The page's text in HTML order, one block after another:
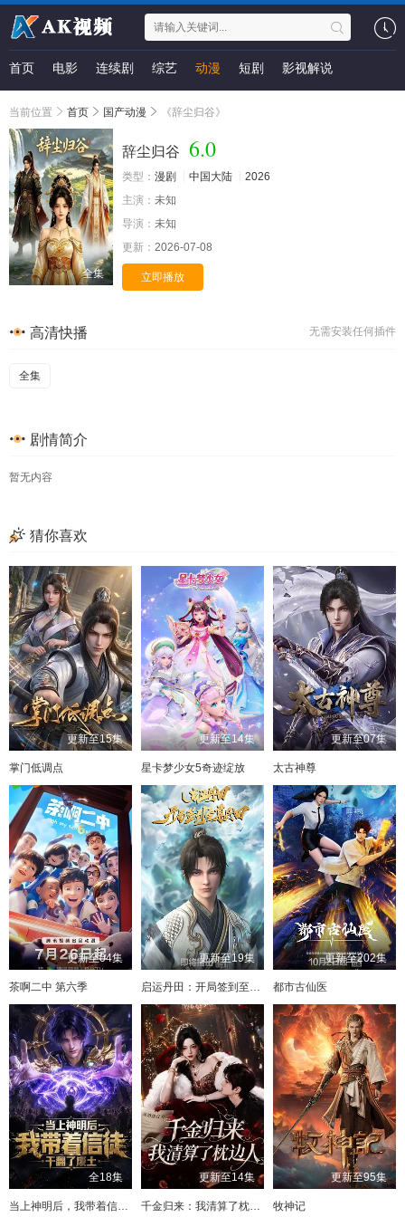
首页 电影 连续剧 综艺 动漫 短剧 影视解说
当前位置 首页 国产动漫 《辞尘归谷》
全集
辞尘归谷 6.0
类型： 漫剧 中国大陆
2026
主演： 未知
导演： 未知
更新： 2026-07-08
立即播放
无需安装任何插件
高清快播
全集
剧情简介
暂无内容
猜你喜欢
更新至15集
掌门低调点
更新至14集
星卡梦少女5奇迹绽放
更新至07集
太古神尊
更新至04集
茶啊二中 第六季
更新至19集
启运丹田：开局签到至尊丹田
更新至202集
都市古仙医
全18集
当上神明后，我带着信徒干翻了废土
更新至14集
千金归来：我清算了枕边人
更新至95集
牧神记